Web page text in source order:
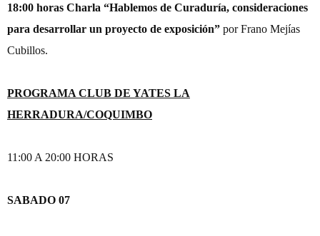
18:00 horas Charla “Hablemos de Curaduría, consideraciones
para desarrollar un proyecto de exposición” por Frano Mejías
Cubillos.
PROGRAMA CLUB DE YATES LA
HERRADURA/COQUIMBO
11:00 A 20:00 HORAS
SABADO 07